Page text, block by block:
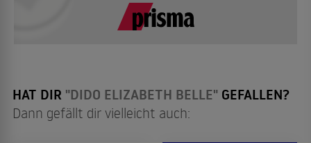
HAT DIR "DIDO ELIZABETH BELLE" GEFALLEN?
Dann gefällt dir vielleicht auch: